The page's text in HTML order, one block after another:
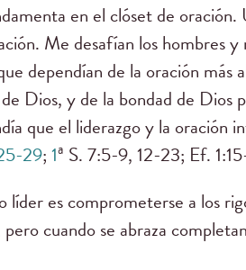
en el clóset de
Me desafían los hombres y
dependían de la oración más
Dios, y de la bondad de Dios
que el liderazgo y la oración
29;1ª S. 7:5-9, 12-23; Ef.
es comprometerse a los
cuando se abraza